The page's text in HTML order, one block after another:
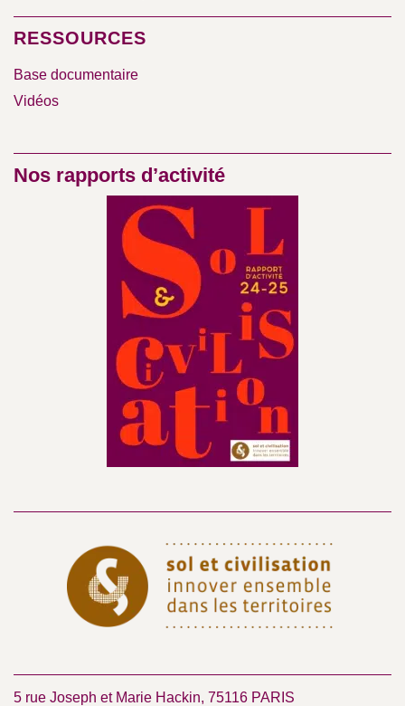
RESSOURCES
Base documentaire
Vidéos
Nos rapports d’activité
5 rue Joseph et Marie Hackin, 75116 PARIS